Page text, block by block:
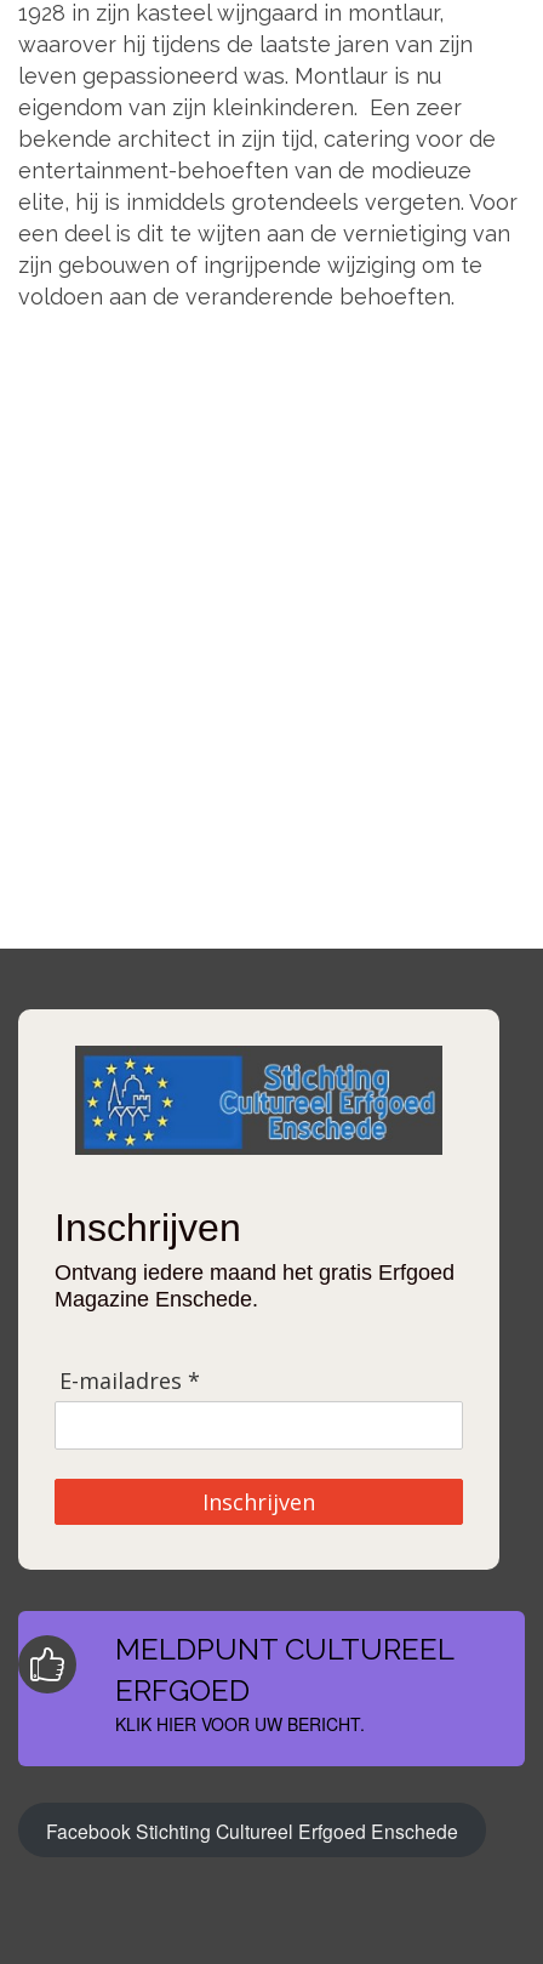
1928 in zijn kasteel wijngaard in montlaur,
waarover hij tijdens de laatste jaren van zijn
leven gepassioneerd was. Montlaur is nu
eigendom van zijn kleinkinderen. Een zeer
bekende architect in zijn tijd, catering voor de
entertainment-behoeften van de modieuze
elite, hij is inmiddels grotendeels vergeten. Voor
een deel is dit te wijten aan de vernietiging van
zijn gebouwen of ingrijpende wijziging om te
voldoen aan de veranderende behoeften.
Inschrijven
Ontvang iedere maand het gratis Erfgoed
Magazine Enschede.
E-mailadres *
Inschrijven
MELDPUNT CULTUREEL
ERFGOED
KLIK HIER VOOR UW BERICHT.
Facebook Stichting Cultureel Erfgoed Enschede